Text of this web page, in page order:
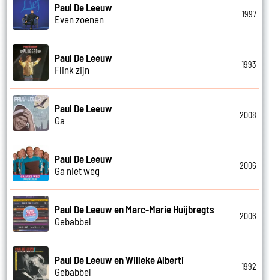
Paul De Leeuw
Even zoenen
1997
Paul De Leeuw
Flink zijn
1993
Paul De Leeuw
Ga
2008
Paul De Leeuw
Ga niet weg
2006
Paul De Leeuw en Marc-Marie Huijbregts
Gebabbel
2006
Paul De Leeuw en Willeke Alberti
Gebabbel
1992